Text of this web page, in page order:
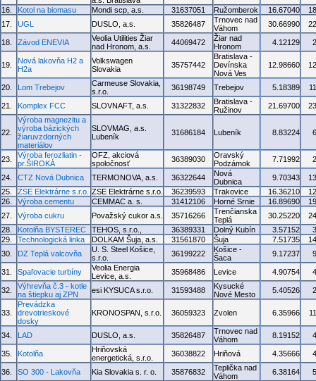
16.
Kotol na biomasu Mondi scp, a.s. 31637051 Ružomberok 16.67040
17.
UGL DUSLO, a.s. 35826487
Trnovec nad
Váhom
30.66990
18. Závod ENEVIA
Veolia Utilities Žiar
nad Hronom, a.s.
44069472
Žiar nad
Hronom
4.12129
19.
Nová lakovňa H2 a
H2a
Volkswagen
Slovakia
35757442
Bratislava -
Devínska
Nová Ves
12.98660
20. Lom Trebejov
Carmeuse Slovakia,
s.r.o.
36198749 Trebejov 5.18389
21. Komplex FCC SLOVNAFT, a.s. 31322832
Bratislava -
Ružinov
21.69700
22.
Výroba magnezitu a
výroba bázických
žiaruvzdorných
materiálov
SLOVMAG, a.s.
Lubeník
31686184 Lubeník 8.83224
23.
Výroba ferozliatin -
pr.ŠIROKÁ
OFZ, akciová
spoločnosť
36389030
Oravský
Podzámok
7.71992
24. CTZ Nová Dubnica TERMONOVA, a.s. 36322644
Nová
Dubnica
9.70343
25.
ZSE Elektrárne s.r.o. ZSE Elektrárne s.r.o. 36239593 Trakovice 16.36210
26.
Výroba cementu CEMMAC a. s. 31412106 Horné Srnie 16.89690
27.
Výroba cukru Považský cukor a.s. 35716266
Trenčianska
Teplá
30.25220
28.
Kotolňa BYSTEREC TEHOS, s.r.o., 36389331 Dolný Kubín 3.57152
29.
Technologická linka DOLKAM Šuja, a.s. 31561870 Šuja 7.51735
30.
DZ Teplá valcovňa
U. S. Steel Košice,
s.r.o.
36199222
Košice -
Šaca
9.17237
31. Spaľovacie turbíny
Veolia Energia
Levice, a.s.
35968486 Levice 4.90754
32.
Výhrevňa č.3 - kotle
na štiepku aj ZPN
esi KYSUCA s.r.o. 31593488
Kysucké
Nové Mesto
5.40526
33.
Prevádzka
drevotrieskové
dosky
KRONOSPAN, s.r.o. 36059323 Zvolen 6.35966
34. LAD DUSLO, a.s. 35826487
Trnovec nad
Váhom
8.19152
35. Kotolňa
Hriňovská
energetická, s.r.o.
36038822 Hriňová 4.35666
36. SO 300 - Lakovňa Kia Slovakia s. r. o. 35876832
Teplička nad
Váhom
6.38164